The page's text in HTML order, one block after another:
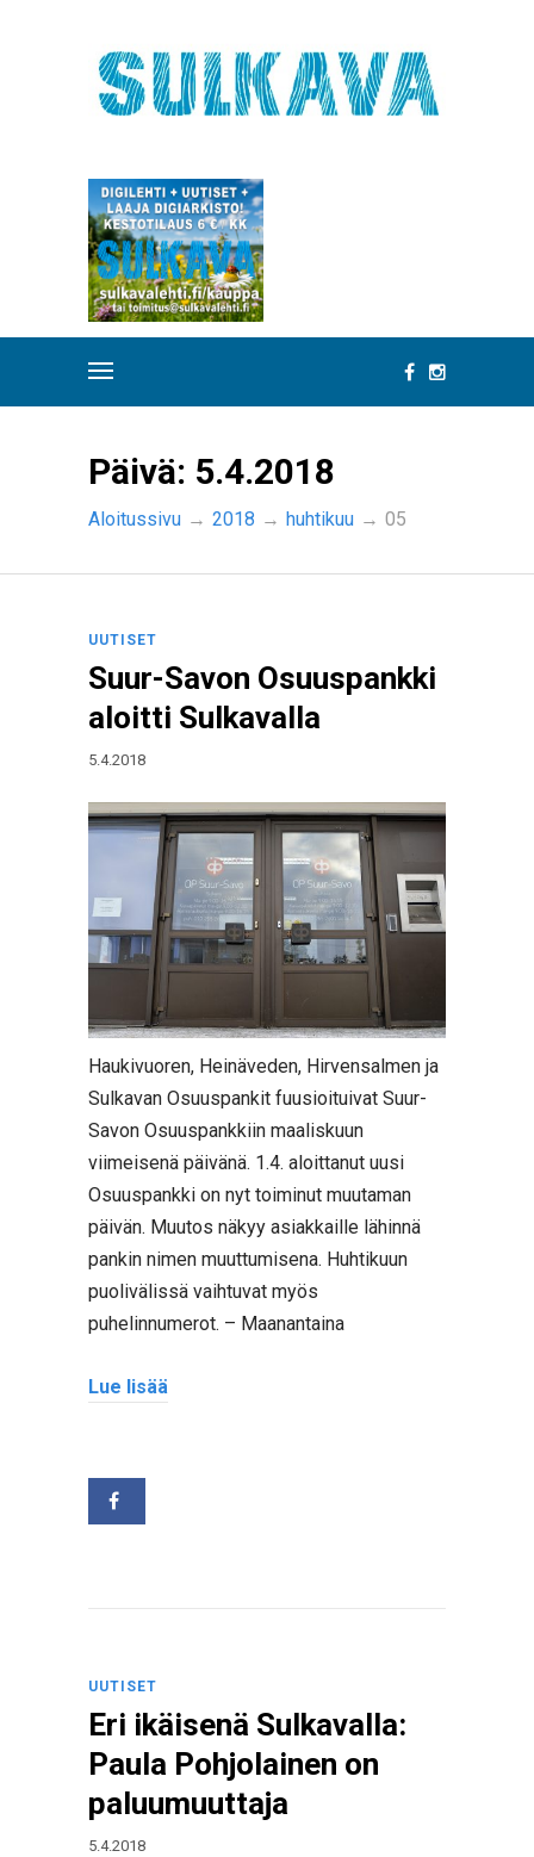
Päivä: 5.4.2018
Aloitussivu → 2018 → huhtikuu → 05
UUTISET
Suur-Savon Osuuspankki
aloitti Sulkavalla
5.4.2018
Haukivuoren, Heinäveden, Hirvensalmen ja
Sulkavan Osuuspankit fuusioituivat Suur-
Savon Osuuspankkiin maaliskuun
viimeisenä päivänä. 1.4. aloittanut uusi
Osuuspankki on nyt toiminut muutaman
päivän. Muutos näkyy asiakkaille lähinnä
pankin nimen muuttumisena. Huhtikuun
puolivälissä vaihtuvat myös
puhelinnumerot. – Maanantaina
Lue lisää
UUTISET
Eri ikäisenä Sulkavalla:
Paula Pohjolainen on
paluumuuttaja
5.4.2018